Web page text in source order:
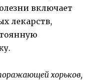
включает
лекарств,
хорьков,